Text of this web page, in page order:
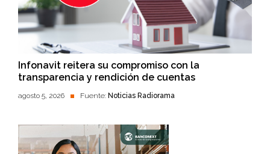
Infonavit reitera su compromiso con la
transparencia y rendición de cuentas
agosto 5, 2026 Fuente: Noticias Radiorama